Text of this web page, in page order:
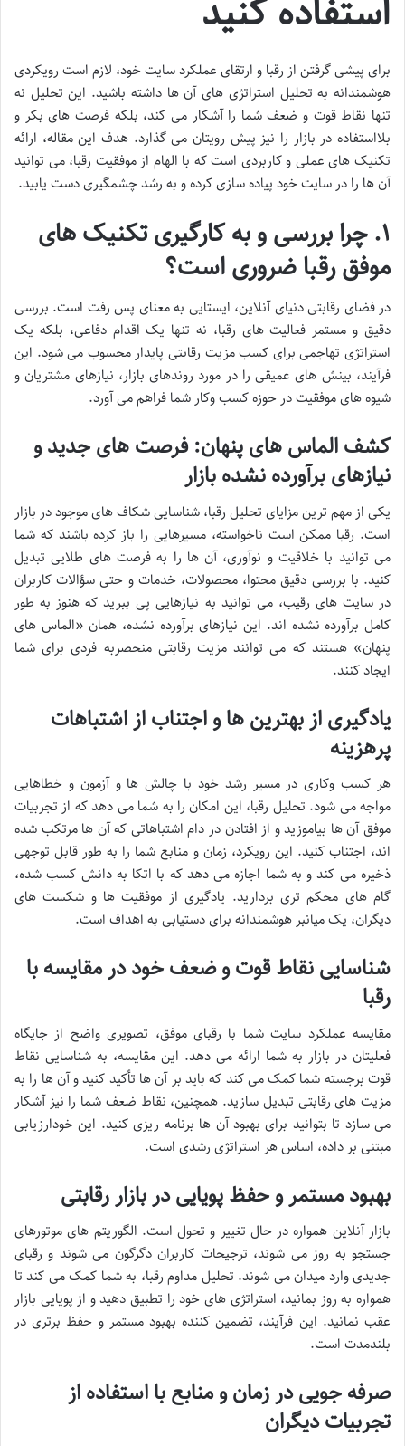
استفاده کنید
برای پیشی گرفتن از رقبا و ارتقای عملکرد سایت خود، لازم است رویکردی
هوشمندانه به تحلیل استراتژی های آن ها داشته باشید. این تحلیل نه
تنها نقاط قوت و ضعف شما را آشکار می کند، بلکه فرصت های بکر و
بلااستفاده در بازار را نیز پیش رویتان می گذارد. هدف این مقاله، ارائه
تکنیک های عملی و کاربردی است که با الهام از موفقیت رقبا، می توانید
آن ها را در سایت خود پیاده سازی کرده و به رشد چشمگیری دست یابید.
۱. چرا بررسی و به کارگیری تکنیک های
موفق رقبا ضروری است؟
در فضای رقابتی دنیای آنلاین، ایستایی به معنای پس رفت است. بررسی
دقیق و مستمر فعالیت های رقبا، نه تنها یک اقدام دفاعی، بلکه یک
استراتژی تهاجمی برای کسب مزیت رقابتی پایدار محسوب می شود. این
فرآیند، بینش های عمیقی را در مورد روندهای بازار، نیازهای مشتریان و
شیوه های موفقیت در حوزه کسب وکار شما فراهم می آورد.
کشف الماس های پنهان: فرصت های جدید و
نیازهای برآورده نشده بازار
یکی از مهم ترین مزایای تحلیل رقبا، شناسایی شکاف های موجود در بازار
است. رقبا ممکن است ناخواسته، مسیرهایی را باز کرده باشند که شما
می توانید با خلاقیت و نوآوری، آن ها را به فرصت های طلایی تبدیل
کنید. با بررسی دقیق محتوا، محصولات، خدمات و حتی سؤالات کاربران
در سایت های رقیب، می توانید به نیازهایی پی ببرید که هنوز به طور
کامل برآورده نشده اند. این نیازهای برآورده نشده، همان «الماس های
پنهان» هستند که می توانند مزیت رقابتی منحصربه فردی برای شما
ایجاد کنند.
یادگیری از بهترین ها و اجتناب از اشتباهات
پرهزینه
هر کسب وکاری در مسیر رشد خود با چالش ها و آزمون و خطاهایی
مواجه می شود. تحلیل رقبا، این امکان را به شما می دهد که از تجربیات
موفق آن ها بیاموزید و از افتادن در دام اشتباهاتی که آن ها مرتکب شده
اند، اجتناب کنید. این رویکرد، زمان و منابع شما را به طور قابل توجهی
ذخیره می کند و به شما اجازه می دهد که با اتکا به دانش کسب شده،
گام های محکم تری بردارید. یادگیری از موفقیت ها و شکست های
دیگران، یک میانبر هوشمندانه برای دستیابی به اهداف است.
شناسایی نقاط قوت و ضعف خود در مقایسه با
رقبا
مقایسه عملکرد سایت شما با رقبای موفق، تصویری واضح از جایگاه
فعلیتان در بازار به شما ارائه می دهد. این مقایسه، به شناسایی نقاط
قوت برجسته شما کمک می کند که باید بر آن ها تأکید کنید و آن ها را به
مزیت های رقابتی تبدیل سازید. همچنین، نقاط ضعف شما را نیز آشکار
می سازد تا بتوانید برای بهبود آن ها برنامه ریزی کنید. این خودارزیابی
مبتنی بر داده، اساس هر استراتژی رشدی است.
بهبود مستمر و حفظ پویایی در بازار رقابتی
بازار آنلاین همواره در حال تغییر و تحول است. الگوریتم های موتورهای
جستجو به روز می شوند، ترجیحات کاربران دگرگون می شوند و رقبای
جدیدی وارد میدان می شوند. تحلیل مداوم رقبا، به شما کمک می کند تا
همواره به روز بمانید، استراتژی های خود را تطبیق دهید و از پویایی بازار
عقب نمانید. این فرآیند، تضمین کننده بهبود مستمر و حفظ برتری در
بلندمدت است.
صرفه جویی در زمان و منابع با استفاده از
تجربیات دیگران